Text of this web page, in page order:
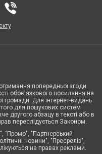
попередньої згоди
обов'язкового посилання на
громади. Для інтернет-видань
для пошукових систем
другого абзацу в тексті або в
переслідується Законом.
"Промо", "Партнерський
новини", "Пресреліз",
на правах реклами.